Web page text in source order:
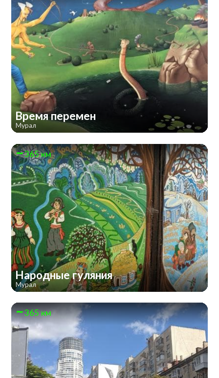
Время перемен
Мурал
365 км
Народные гуляния
Мурал
365 км